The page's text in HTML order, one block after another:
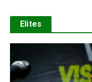
Elites